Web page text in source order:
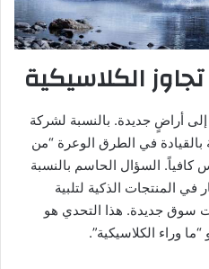
الكلاسيكية
إلى أراضٍ جديدة. بالنسبة لشركة
بالقيادة في الطرق الوعرة “من
كافياً. السؤال الحاسم بالنسبة
في المنتجات الذكية لتلبية
سوق جديدة. هذا التحدي هو
وراء الكلاسيكية”.